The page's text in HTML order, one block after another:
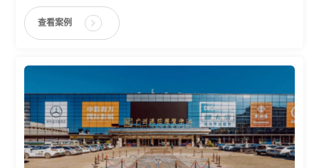
路径，不断为用户提供更好的产品和服务。这样的深度合作，
也为彼此发展带来更强的竞争力和更大的商业想象空间。
查看案例